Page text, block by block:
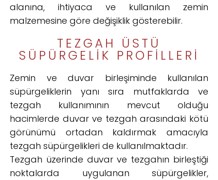
alanına, ihtiyaca ve kullanılan zemin
malzemesine göre değişiklik gösterebilir.
TEZGAH ÜSTÜ
SÜPÜRGELIK PROFILLERI
Zemin ve duvar birleşiminde kullanılan
süpürgeliklerin yanı sıra mutfaklarda ve
tezgah kullanımının mevcut olduğu
hacimlerde duvar ve tezgah arasındaki kötü
görünümü ortadan kaldırmak amacıyla
tezgah süpürgelikleri de kullanılmaktadır.
Tezgah üzerinde duvar ve tezgahın birleştiği
noktalarda uygulanan süpürgelikler,